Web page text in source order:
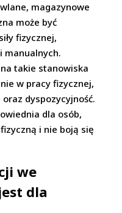
magazynowe
może być
fizycznej,
manualnych.
takie stanowiska
w pracy fizycznej,
dyspozycyjność.
dla osób,
i nie boją się
we
dla